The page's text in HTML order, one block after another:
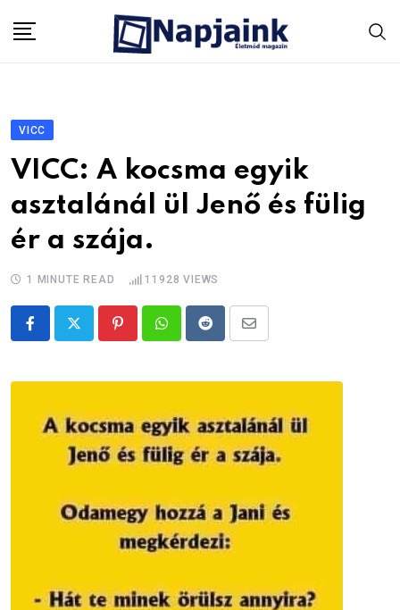
VICC
VICC: A kocsma egyik
asztalánál ül Jenő és fülig
ér a szája.
1 MINUTE READ 11928 VIEWS
PinterestWhatsappRedditShare
Email